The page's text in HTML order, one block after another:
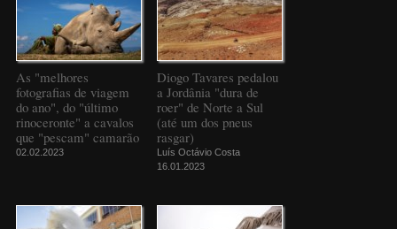
As "melhores
fotografias de viagem
do ano", do "último
rinoceronte" a cavalos
que "pescam" camarão
02.02.2023
Diogo Tavares pedalou
a Jordânia "dura de
roer" de Norte a Sul
(até um dos pneus
rasgar)
Luís Octávio Costa
16.01.2023